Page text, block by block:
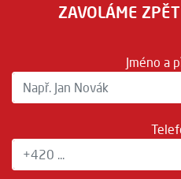
ZAVOLÁME
Jméno a